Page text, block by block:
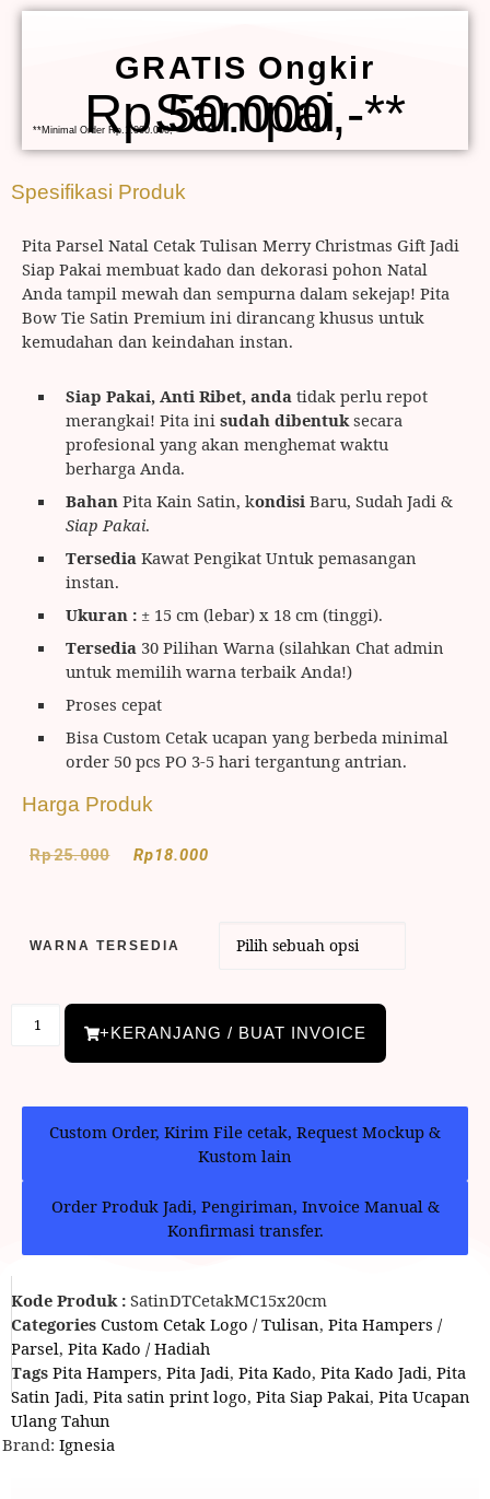
GRATIS Ongkir
Sampai Rp.50.000,-**
**Minimal Order Rp.1.000.000,-
Spesifikasi Produk
Pita Parsel Natal Cetak Tulisan Merry Christmas Gift Jadi
Siap Pakai membuat kado dan dekorasi pohon Natal
Anda tampil mewah dan sempurna dalam sekejap! Pita
Bow Tie Satin Premium ini dirancang khusus untuk
kemudahan dan keindahan instan.
Siap Pakai, Anti Ribet, anda tidak perlu repot
merangkai! Pita ini sudah dibentuksecara
profesional yang akan menghemat waktu
berharga Anda.
Bahan Pita Kain Satin, kondisi Baru, Sudah Jadi &
Siap Pakai.
Tersedia Kawat Pengikat Untuk pemasangan
instan.
Ukuran : ± 15 cm (lebar) x 18 cm (tinggi).
Tersedia 30 Pilihan Warna (silahkan Chat admin
untuk memilih warna terbaik Anda!)
Proses cepat
Bisa Custom Cetak ucapan yang berbeda minimal
order 50 pcs PO 3-5 hari tergantung antrian.
Harga Produk
Rp25.000 Rp18.000
WARNA TERSEDIA
+KERANJANG / BUAT INVOICE
Custom Order, Kirim File cetak, Request Mockup &
Kustom lain
Order Produk Jadi, Pengiriman, Invoice Manual &
Konfirmasi transfer.
Kode Produk : SatinDTCetakMC15x20cm
Categories Custom Cetak Logo / Tulisan, Pita Hampers /
Parsel, Pita Kado / Hadiah
Tags Pita Hampers, Pita Jadi, Pita Kado, Pita Kado Jadi, Pita
Satin Jadi, Pita satin print logo, Pita Siap Pakai, Pita Ucapan
Ulang Tahun
Brand: Ignesia